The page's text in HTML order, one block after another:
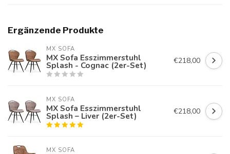
Ergänzende Produkte
MX SOFA
MX Sofa Esszimmerstuhl
Splash - Cognac (2er-Set) €218,00
MX SOFA
MX Sofa Esszimmerstuhl
Splash – Liver (2er-Set) €218,00
MX SOFA